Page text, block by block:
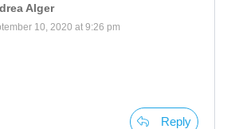
Alger
10, 2020 at 9:26 pm
Reply